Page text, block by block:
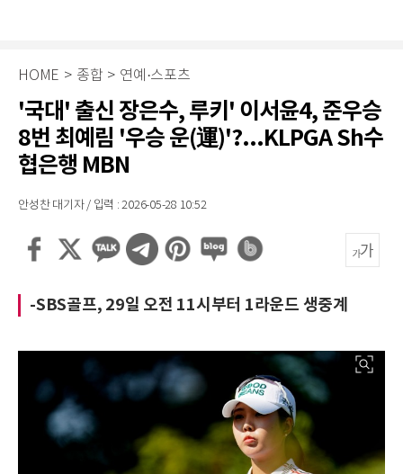
HOME > 종합 > 연예·스포츠
'국대' 출신 장은수, 루키' 이서윤4, 준우승
8번 최예림 '우승 운(運)'?...KLPGA Sh수
협은행 MBN
안성찬 대기자 / 입력 : 2026-05-28 10:52
-SBS골프, 29일 오전 11시부터 1라운드 생중계